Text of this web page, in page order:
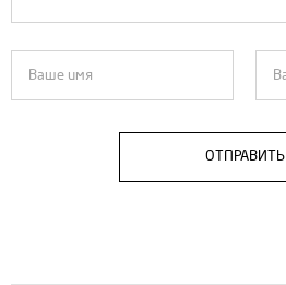
ОТПРАВИТЬ